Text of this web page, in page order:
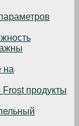
на
продукты